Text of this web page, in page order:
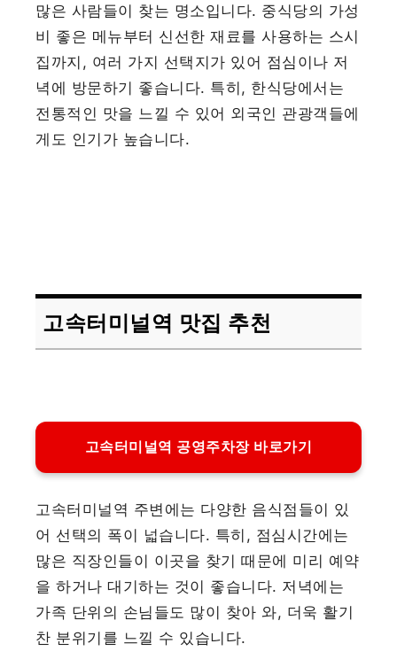
많은 사람들이 찾는 명소입니다. 중식당의 가성
비 좋은 메뉴부터 신선한 재료를 사용하는 스시
집까지, 여러 가지 선택지가 있어 점심이나 저
녁에 방문하기 좋습니다. 특히, 한식당에서는
전통적인 맛을 느낄 수 있어 외국인 관광객들에
게도 인기가 높습니다.
고속터미널역 맛집 추천
고속터미널역 공영주차장 바로가기
고속터미널역 주변에는 다양한 음식점들이 있
어 선택의 폭이 넓습니다. 특히, 점심시간에는
많은 직장인들이 이곳을 찾기 때문에 미리 예약
을 하거나 대기하는 것이 좋습니다. 저녁에는
가족 단위의 손님들도 많이 찾아 와, 더욱 활기
찬 분위기를 느낄 수 있습니다.